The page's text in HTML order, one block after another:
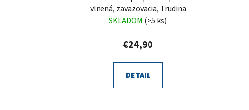
vlnená, zaväzovacia, Trudina
SKLADOM (>5 ks)
€24,90
DETAIL